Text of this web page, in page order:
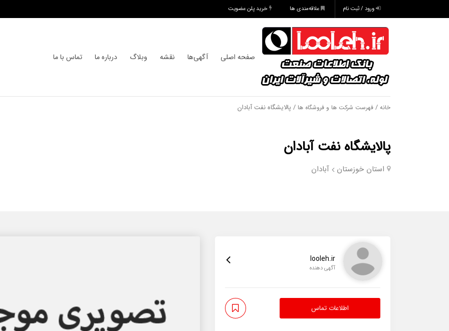
ورود / ثبت نام علاقه‌مندی ها خرید پلن عضویت
صفحه اصلی آگهی‌ها نقشه وبلاگ درباره ما تماس با ما
خانه / فهرست شرکت ها و فروشگاه ها / پالایشگاه نفت آبادان
پالایشگاه نفت آبادان
استان خوزستان آبادان
looleh.ir
آگهی دهنده
اطلاعات تماس